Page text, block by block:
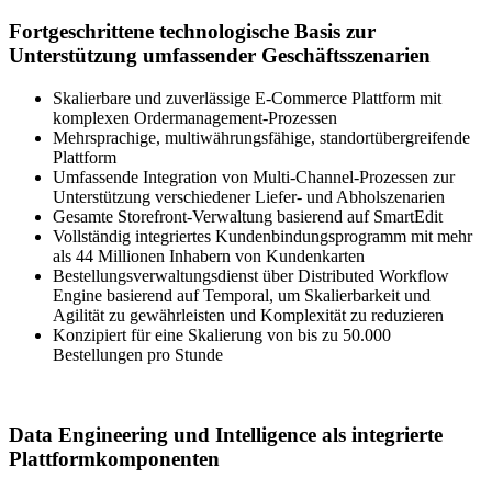
Fortgeschrittene technologische Basis zur
Unterstützung umfassender Geschäftsszenarien
Skalierbare und zuverlässige E-Commerce Plattform mit
komplexen Ordermanagement-Prozessen
Mehrsprachige, multiwährungsfähige, standortübergreifende
Plattform
Umfassende Integration von Multi-Channel-Prozessen zur
Unterstützung verschiedener Liefer- und Abholszenarien
Gesamte Storefront-Verwaltung basierend auf SmartEdit
Vollständig integriertes Kundenbindungsprogramm mit mehr
als 44 Millionen Inhabern von Kundenkarten
Bestellungsverwaltungsdienst über Distributed Workflow
Engine basierend auf Temporal, um Skalierbarkeit und
Agilität zu gewährleisten und Komplexität zu reduzieren
Konzipiert für eine Skalierung von bis zu 50.000
Bestellungen pro Stunde
Data Engineering und Intelligence als integrierte
Plattformkomponenten